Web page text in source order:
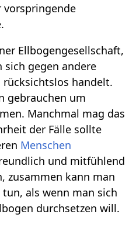
vorspringende
Ellbogengesellschaft,
sich gegen andere
handelt.
gebrauchen um
Manchmal mag das
der Fälle sollte
Menschen
und mitfühlend
zusammen kann man
als wenn man sich
durchsetzen will.